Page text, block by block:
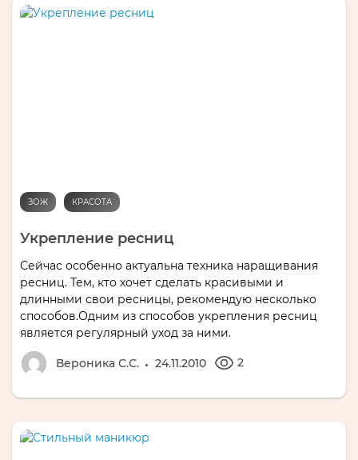
ЗОЖ КРАСОТА
Укрепление ресниц
Сейчас особенно актуальна техника наращивания
ресниц. Тем, кто хочет сделать красивыми и
длинными свои ресницы, рекомендую несколько
способов.Одним из способов укрепления ресниц
является регулярный уход за ними.
Вероника С.С. 24.11.2010 2